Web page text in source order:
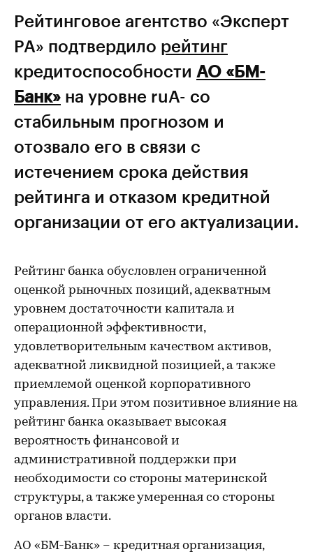
Рейтинговое агентство «Эксперт
РА» подтвердило рейтинг
кредитоспособности АО «БМ-
Банк» на уровне ruA- со
стабильным прогнозом и
отозвало его в связи с
истечением срока действия
рейтинга и отказом кредитной
организации от его актуализации.
Рейтинг банка обусловлен ограниченной
оценкой рыночных позиций, адекватным
уровнем достаточности капитала и
операционной эффективности,
удовлетворительным качеством активов,
адекватной ликвидной позицией, а также
приемлемой оценкой корпоративного
управления. При этом позитивное влияние на
рейтинг банка оказывает высокая
вероятность финансовой и
административной поддержки при
необходимости со стороны материнской
структуры, а также умеренная со стороны
органов власти.
АО «БМ-Банк» – кредитная организация,